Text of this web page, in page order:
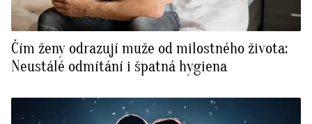
Čím ženy odrazují muže od milostného života:
Neustálé odmítání i špatná hygiena